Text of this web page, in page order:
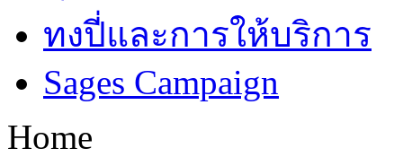
ทงปี่และการให้บริการ
Sages Campaign
Home